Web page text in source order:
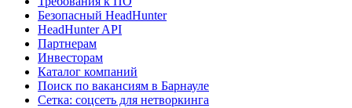
Безопасный HeadHunter
HeadHunter API
Партнерам
Инвесторам
Каталог компаний
Поиск по вакансиям в Барнауле
Сетка: соцсеть для нетворкинга